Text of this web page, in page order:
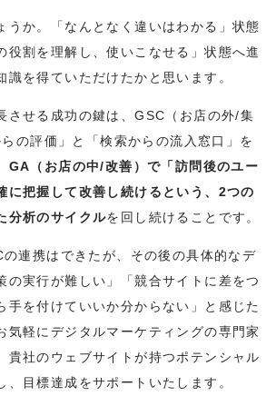
うか。「なんとなく違いはわかる」状態
役割を理解し、使いこなせる」状態へ進
識を得ていただけたかと思います。
させる成功の鍵は、GSC（お店の外/集
の評価」と「検索からの流入窓口」を
GA（お店の中/改善）で「訪問後のユー
に把握して改善し続けるという、2つの
分析のサイクルを回し続けることです。
連携はできたが、その後の具体的なデ
の実行が難しい」「競合サイトに差をつ
手を付けていいか分からない」と感じた
気軽にデジタルマーケティングの専門家
貴社のウェブサイトが持つポテンシャル
、目標達成をサポートいたします。